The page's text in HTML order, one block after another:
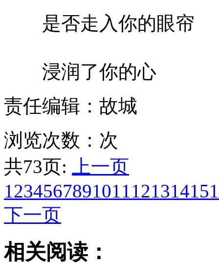
是否走入你的眼帘
浸润了你的心
责任编辑：故城
浏览次数： 次
共73页:
上一页
123456789101112131415
下一页
相关阅读：